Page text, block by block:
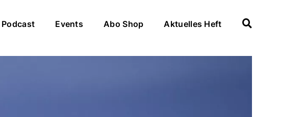
Podcast Events Abo Shop Aktuelles Heft